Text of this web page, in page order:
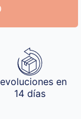
en
14 días